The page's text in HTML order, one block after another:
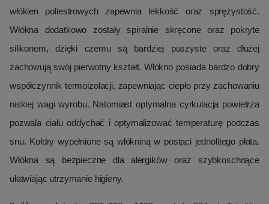
włókien poliestrowych zapewnia lekkość oraz sprężystość.
Włókna dodatkowo zostały spiralnie skręcone oraz pokryte
silikonem, dzięki czemu są bardziej puszyste oraz dłużej
zachowują swój pierwotny kształt. Włókno posiada bardzo dobry
współczynnik termoizolacji, zapewniając ciepło przy zachowaniu
niskiej wagi wyrobu. Natomiast optymalna cyrkulacja powietrza
pozwala ciału oddychać i optymalizować temperaturę podczas
snu. Kołdry wypełnione są włókniną w postaci jednolitego płata.
Włókna są bezpieczne dla alergików oraz szybkoschnące
ułatwiając utrzymanie higieny.